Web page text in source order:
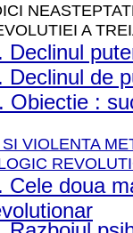
A
Declinul
Declinul de
Obiectie :
VIOLENTA
Cele doua